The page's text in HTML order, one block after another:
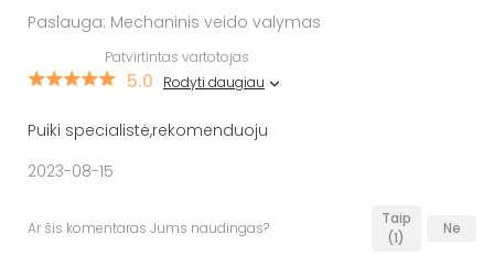
Paslauga: Mechaninis veido valymas
Patvirtintas vartotojas
5.0 Rodyti daugiau
Puiki specialistė,rekomenduoju
2023-08-15
Ar šis komentaras Jums naudingas?
Taip
(1)
Ne